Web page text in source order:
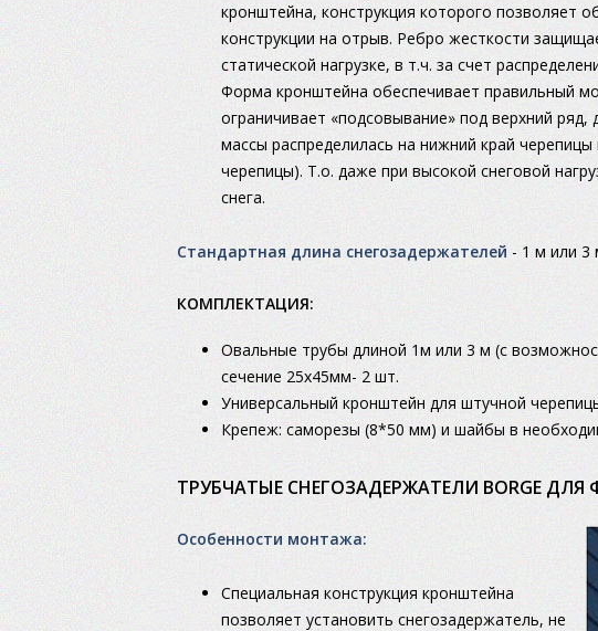
кронштейна, конструкция которого позволяет
конструкции на отрыв. Ребро жесткости
статической нагрузке, в т.ч. за счет
Форма кронштейна обеспечивает правильный
ограничивает «подсовывание» под верхний ряд,
массы распределилась на нижний край
черепицы). Т.о. даже при высокой снеговой
снега.
Стандартная длина снегозадержателей - 1 м или 3
КОМПЛЕКТАЦИЯ:
Овальные трубы длиной 1м или 3 м (с
сечение 25х45мм- 2 шт.
Универсальный кронштейн для штучной
Крепеж: саморезы (8*50 мм) и шайбы в
ТРУБЧАТЫЕ СНЕГОЗАДЕРЖАТЕЛИ BORGE
Особенности монтажа:
Специальная конструкция кронштейна
позволяет установить снегозадержатель, не